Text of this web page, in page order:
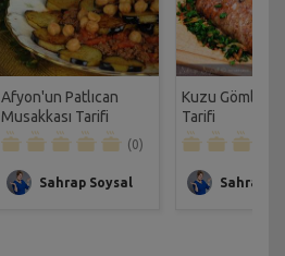
Afyon'un Patlıcan
Musakkası Tarifi
(0)
Sahrap Soysal
Kuzu Gömleği
Tarifi
Sahrap